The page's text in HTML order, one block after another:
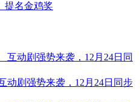
提名金鸡奖
动剧强势来袭，12月24日同步